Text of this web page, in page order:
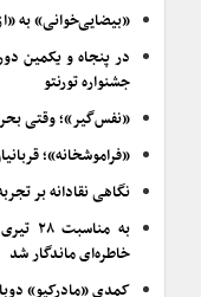
«بیضایی‌خوانی» به
در پنجاه و یکمین
جشنواره تورنتو
«نفس‌گیر»؛ وقتی
«فراموشخانه»؛
نگاهی نقادانه بر
به
خاطره‌ای ماندگار شد
کمدی «مادرکیو»